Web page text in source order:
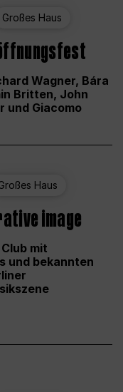
Großes Haus
Wagner, Bára
Britten, John
und Giacomo
Haus
image
mit
und bekannten